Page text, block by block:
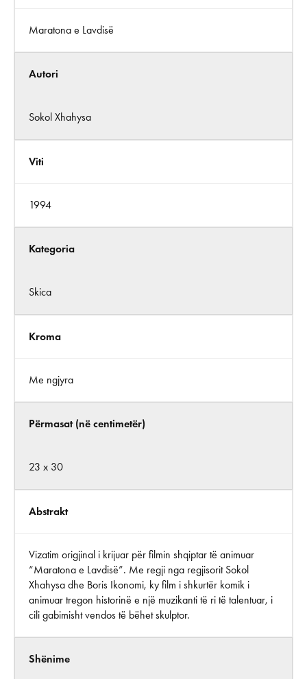
Maratona e Lavdisë
Autori
Sokol Xhahysa
Viti
1994
Kategoria
Skica
Kroma
Me ngjyra
Përmasat (në centimetër)
23 x 30
Abstrakt
Vizatim origjinal i krijuar për filmin shqiptar të animuar
“Maratona e Lavdisë”. Me regji nga regjisorit Sokol
Xhahysa dhe Boris Ikonomi, ky film i shkurtër komik i
animuar tregon historinë e një muzikanti të ri të talentuar, i
cili gabimisht vendos të bëhet skulptor.
Shënime